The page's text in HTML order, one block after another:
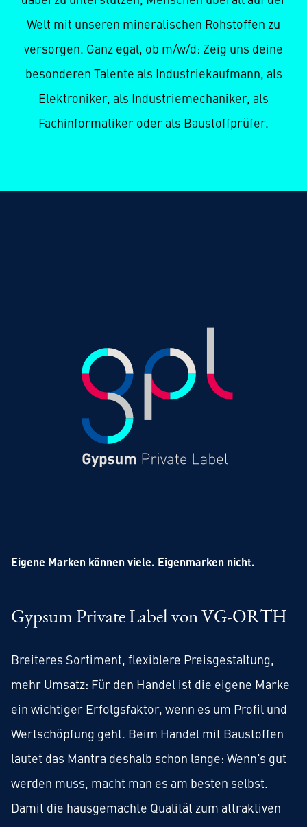
Welt mit unseren mineralischen Rohstoffen zu
versorgen. Ganz egal, ob m/w/d: Zeig uns deine
besonderen Talente als Industriekaufmann, als
Elektroniker, als Industriemechaniker, als
Fachinformatiker oder als Baustoffprüfer.
Eigene Marken können viele. Eigenmarken nicht.
Gypsum Private Label von VG‑ORTH
Breiteres Sortiment, flexiblere Preisgestaltung,
mehr Umsatz: Für den Handel ist die eigene Marke
ein wichtiger Erfolgsfaktor, wenn es um Profil und
Wertschöpfung geht. Beim Handel mit Baustoffen
lautet das Mantra deshalb schon lange: Wenn‘s gut
werden muss, macht man es am besten selbst.
Damit die hausgemachte Qualität zum attraktiven